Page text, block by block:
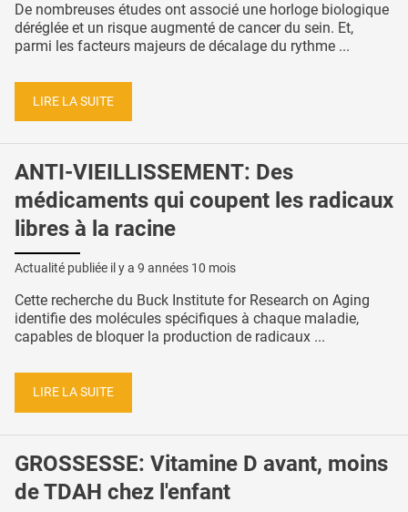
De nombreuses études ont associé une horloge biologique
déréglée et un risque augmenté de cancer du sein. Et,
parmi les facteurs majeurs de décalage du rythme ...
LIRE LA SUITE
ANTI-VIEILLISSEMENT: Des
médicaments qui coupent les radicaux
libres à la racine
Actualité publiée il y a 9 années 10 mois
Cette recherche du Buck Institute for Research on Aging
identifie des molécules spécifiques à chaque maladie,
capables de bloquer la production de radicaux ...
LIRE LA SUITE
GROSSESSE: Vitamine D avant, moins
de TDAH chez l'enfant